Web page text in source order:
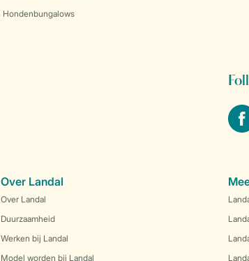
Hondenbungalows
Over Landal
Over Landal
Duurzaamheid
Werken bij Landal
Model worden bij Landal